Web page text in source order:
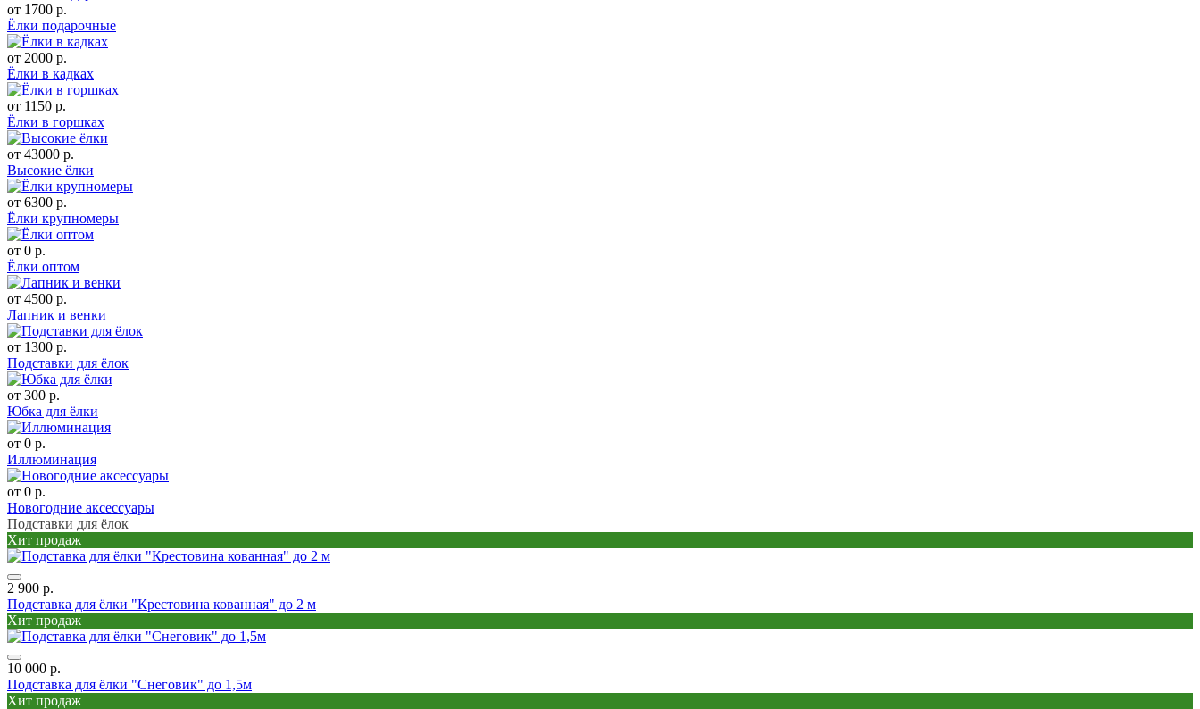
от 1700 р.
Ёлки подарочные
от 2000 р.
Ёлки в кадках
от 1150 р.
Ёлки в горшках
от 43000 р.
Высокие ёлки
от 6300 р.
Ёлки крупномеры
от 0 р.
Ёлки оптом
от 4500 р.
Лапник и венки
от 1300 р.
Подставки для ёлок
от 300 р.
Юбка для ёлки
от 0 р.
Иллюминация
от 0 р.
Новогодние аксессуары
Подставки для ёлок
Хит продаж
2 900 р.
Подставка для ёлки "Крестовина кованная" до 2 м
Хит продаж
10 000 р.
Подставка для ёлки "Снеговик" до 1,5м
Хит продаж